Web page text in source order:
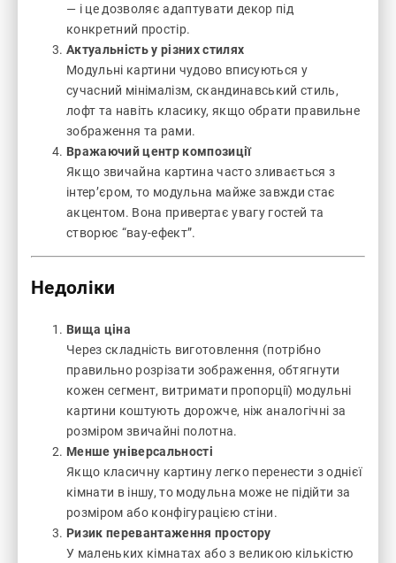
— і це дозволяє адаптувати декор під
конкретний простір.
Актуальність у різних стилях
Модульні картини чудово вписуються у
сучасний мінімалізм, скандинавський стиль,
лофт та навіть класику, якщо обрати правильне
зображення та рами.
Вражаючий центр композиції
Якщо звичайна картина часто зливається з
інтер’єром, то модульна майже завжди стає
акцентом. Вона привертає увагу гостей та
створює “вау-ефект”.
Недоліки
Вища ціна
Через складність виготовлення (потрібно
правильно розрізати зображення, обтягнути
кожен сегмент, витримати пропорції) модульні
картини коштують дорожче, ніж аналогічні за
розміром звичайні полотна.
Менше універсальності
Якщо класичну картину легко перенести з однієї
кімнати в іншу, то модульна може не підійти за
розміром або конфігурацією стіни.
Ризик перевантаження простору
У маленьких кімнатах або з великою кількістю